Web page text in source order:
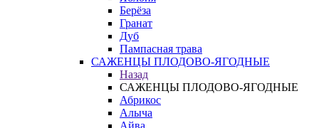
Берёза
Гранат
Дуб
Пампасная трава
САЖЕНЦЫ ПЛОДОВО-ЯГОДНЫЕ
Назад
САЖЕНЦЫ ПЛОДОВО-ЯГОДНЫЕ
Абрикос
Алыча
Айва